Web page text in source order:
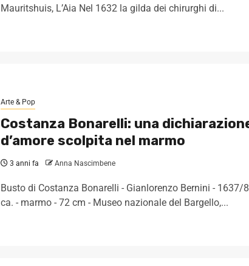
Mauritshuis, L’Aia Nel 1632 la gilda dei chirurghi di...
Arte & Pop
Costanza Bonarelli: una
d’amore scolpita nel marmo
3 anni fa Anna Nascimbene
Busto di Costanza Bonarelli - Gianlorenzo Bernini - 1637/8
ca. - marmo - 72 cm - Museo nazionale del Bargello,...